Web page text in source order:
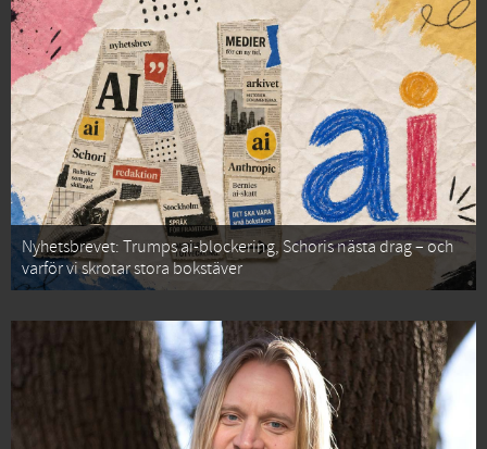
Nyhetsbrevet: Trumps ai-blockering, Schoris nästa drag – och
varför vi skrotar stora bokstäver